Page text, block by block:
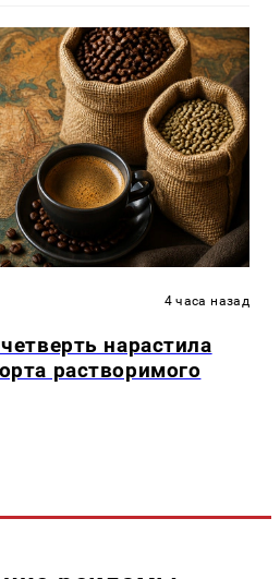
4 часа назад
нарастила
растворимого